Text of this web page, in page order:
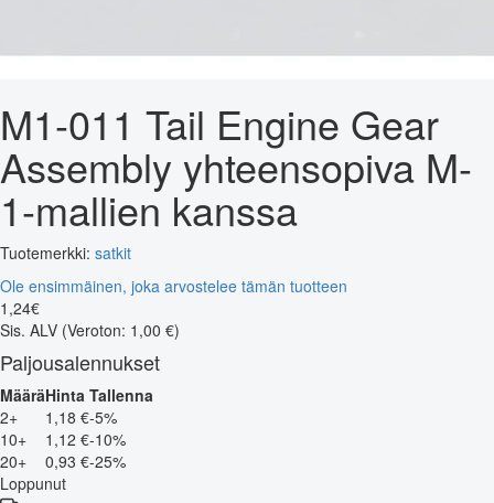
M1-011 Tail Engine Gear
Assembly yhteensopiva M-
1-mallien kanssa
Tuotemerkki: satkit
Ole ensimmäinen, joka arvostelee tämän tuotteen
1 ,24€
Sis. ALV (Veroton: 1,00 €)
Paljousalennukset
MääräHinta Tallenna
2+
1,18 €-5%
10+
1,12 €-10%
20+
0,93 €-25%
Loppunut